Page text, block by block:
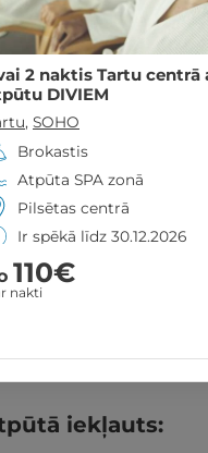
2 naktis Tartu centrā
DIVIEM
, SOHO
Brokastis
Atpūta SPA zonā
Pilsētas centrā
Ir spēkā līdz 30.12.2026
110€
nakti
iekļauts: